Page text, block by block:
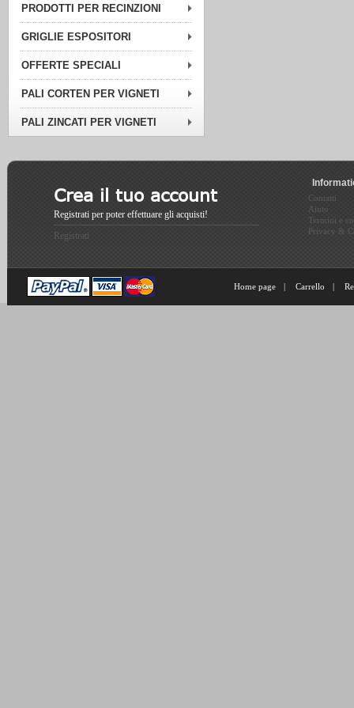
PRODOTTI PER RECINZIONI
GRIGLIE ESPOSITORI
OFFERTE SPECIALI
PALI CORTEN PER VIGNETI
PALI ZINCATI PER VIGNETI
Crea il tuo account
Registrati per poter effettuare gli acquisti!
Registrati
Contatti
Aiuto
Termini e
Privacy &
Home page | Carrello |